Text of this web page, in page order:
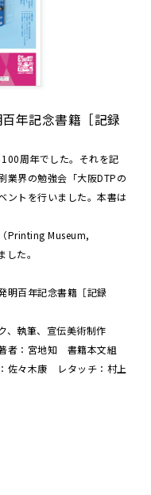
年記念書籍［記録
周年でした。それを記
業界の勉強会「大阪DTPの
ントを行いました。本書は
Printing Museum,
た。
明百年記念書籍［記録
、執筆、宣伝美術制作
者：宮地知 書籍本文組
佐々木康 レタッチ：村上